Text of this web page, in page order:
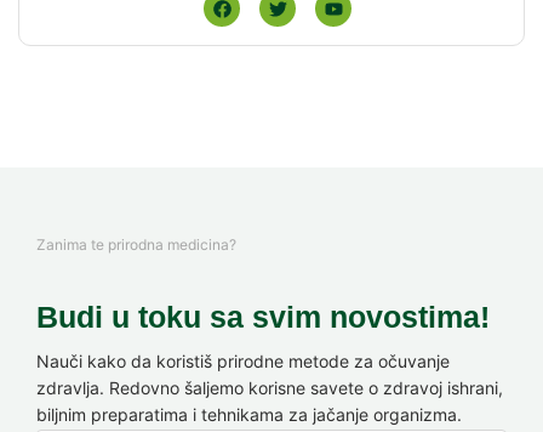
Zanima te prirodna medicina?
Budi u toku sa svim novostima!
Nauči kako da koristiš prirodne metode za očuvanje
zdravlja. Redovno šaljemo korisne savete o zdravoj ishrani,
biljnim preparatima i tehnikama za jačanje organizma.